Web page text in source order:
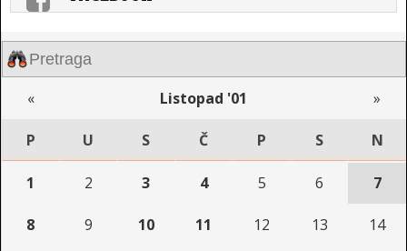
« Listopad '01 »
P U S Č P S N
1 2 3 4 5 6 7
8 9 10 11 12 13 14